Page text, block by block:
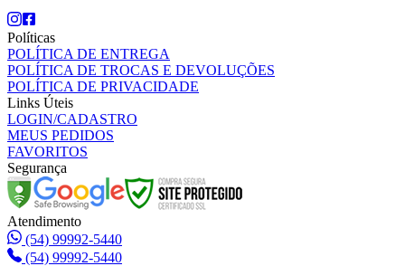
Políticas
POLÍTICA DE ENTREGA
POLÍTICA DE TROCAS E DEVOLUÇÕES
POLÍTICA DE PRIVACIDADE
Links Úteis
LOGIN/CADASTRO
MEUS PEDIDOS
FAVORITOS
Segurança
Atendimento
(54) 99992-5440
(54) 99992-5440